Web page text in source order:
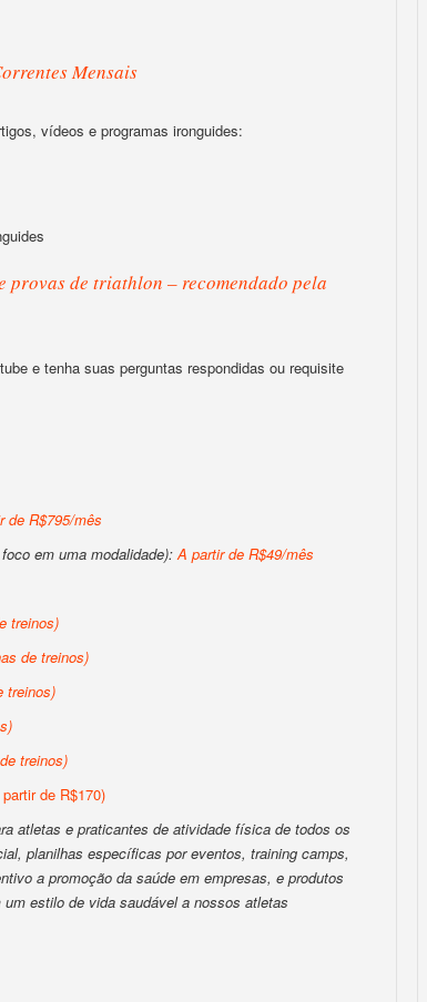
Mensais
vídeos e programas ironguides:
provas de triathlon – recomendado pela
e tenha suas perguntas respondidas ou requisite
de R$795/mês
em uma modalidade):A partir de R$49/mês
treinos)
de treinos)
treinos)
treinos)
de R$170)
atletas e praticantes de atividade física de todos os
planilhas específicas por eventos, training camps,
a promoção da saúde em empresas, e produtos
estilo de vida saudável a nossos atletas